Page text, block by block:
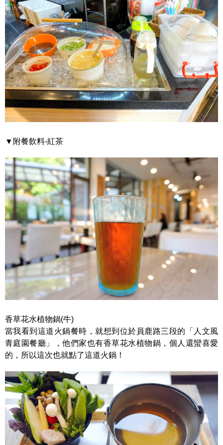
▼附餐飲料-紅茶
香草花水植物鍋(牛)
當我看到這道火鍋餐時，就想到位於員鹿路三段的「人文風
青庭園餐廳」，他們家也有香草花水植物鍋，個人還蠻喜愛
的，所以這次也就點了這道火鍋！